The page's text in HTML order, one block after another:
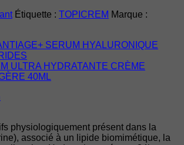
Étiquette : TOPICREM Marque :
physiologiquement présent dans la
associé à un lipide biomimétique, la